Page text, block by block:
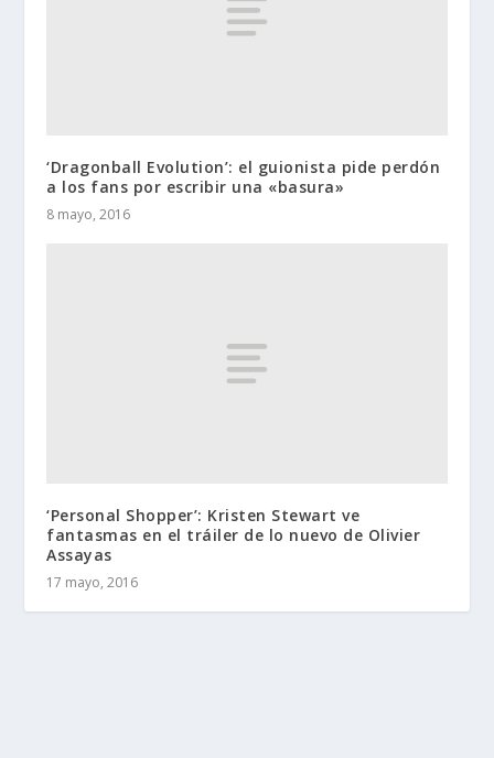
‘Dragonball Evolution’: el guionista pide perdón
a los fans por escribir una «basura»
8 mayo, 2016
‘Personal Shopper’: Kristen Stewart ve
fantasmas en el tráiler de lo nuevo de Olivier
Assayas
17 mayo, 2016